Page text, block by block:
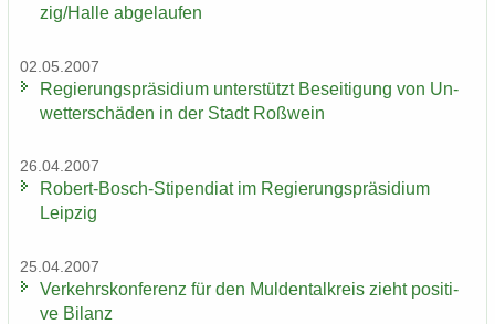
zig/Halle ab­ge­lau­fen
02.05.2007
Re­gie­rungs­prä­si­di­um un­ter­stützt Be­sei­ti­gung von Un­
wet­ter­schä­den in der Stadt Roß­wein
26.04.2007
Robert-​Bosch-Stipendiat im Re­gie­rungs­prä­si­di­um
Leip­zig
25.04.2007
Ver­kehrs­kon­fe­renz für den Mul­den­tal­kreis zieht po­si­ti­
ve Bi­lanz